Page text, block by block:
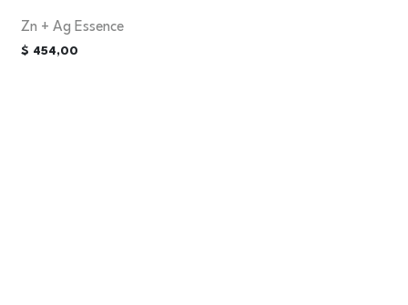
Zn + Ag Essence
$ 454,00